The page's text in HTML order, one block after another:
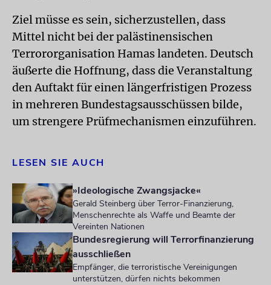
Ziel müsse es sein, sicherzustellen, dass
Mittel nicht bei der palästinensischen
Terrororganisation Hamas landeten. Deutsch
äußerte die Hoffnung, dass die Veranstaltung
den Auftakt für einen längerfristigen Prozess
in mehreren Bundestagsausschüssen bilde,
um strengere Prüfmechanismen einzuführen.
LESEN SIE AUCH
»Ideologische Zwangsjacke«
Gerald Steinberg über Terror-Finanzierung,
Menschenrechte als Waffe und Beamte der
Vereinten Nationen
Bundesregierung will Terrorfinanzierung
ausschließen
Empfänger, die terroristische Vereinigungen
unterstützen, dürfen nichts bekommen